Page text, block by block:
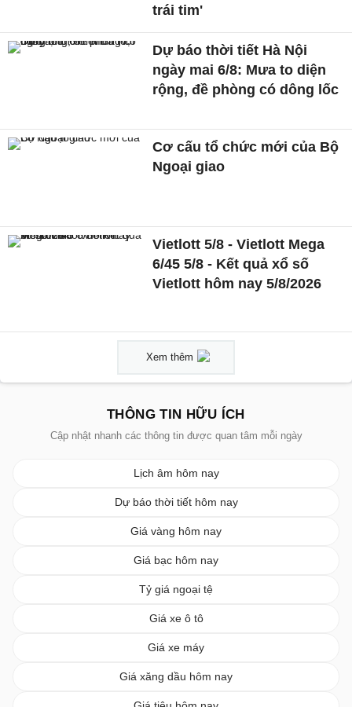
trái tim'
Dự báo thời tiết Hà Nội
ngày mai 6/8: Mưa to diện
rộng, đề phòng có dông lốc
Cơ cấu tổ chức mới của Bộ
Ngoại giao
Vietlott 5/8 - Vietlott Mega
6/45 5/8 - Kết quả xổ số
Vietlott hôm nay 5/8/2026
Xem thêm
THÔNG TIN HỮU ÍCH
Cập nhật nhanh các thông tin được quan tâm mỗi ngày
Lịch âm hôm nay
Dự báo thời tiết hôm nay
Giá vàng hôm nay
Giá bạc hôm nay
Tỷ giá ngoại tệ
Giá xe ô tô
Giá xe máy
Giá xăng dầu hôm nay